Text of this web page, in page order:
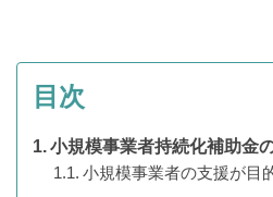
目次
小規模事業者持続化補助金
小規模事業者の支援が目